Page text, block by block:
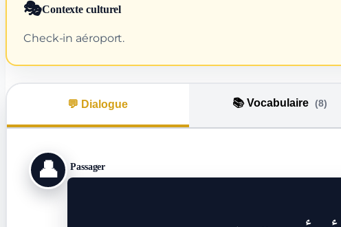
🎭Contexte culturel
Check-in aéroport.
💬 Dialogue 📚 Vocabulaire (8)
👤 Passager